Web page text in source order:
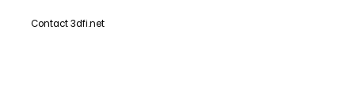
Contact 3dfi.net